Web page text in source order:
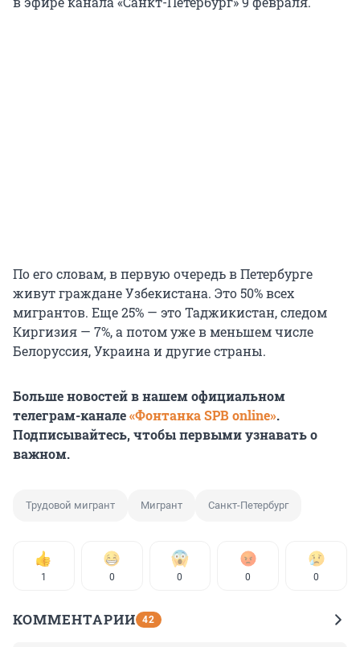
По его словам, в первую очередь в Петербурге
живут граждане Узбекистана. Это 50% всех
мигрантов. Еще 25% — это Таджикистан, следом
Киргизия — 7%, а потом уже в меньшем числе
Белоруссия, Украина и другие страны.
Больше новостей в нашем официальном
телеграм-канале«Фонтанка SPB online».
Подписывайтесь, чтобы первыми узнавать о
важном.
Трудовой мигрант Мигрант Санкт-Петербург
1 0 0 0 0
КОММЕНТАРИИ 42